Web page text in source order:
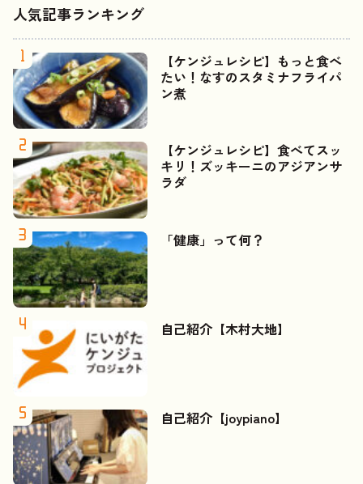
人気記事ランキング
【ケンジュレシピ】もっと食べ
たい！なすのスタミナフライパ
ン煮
【ケンジュレシピ】食べてスッ
キリ！ズッキーニのアジアンサ
ラダ
「健康」って何？
自己紹介【木村大地】
自己紹介【joypiano】